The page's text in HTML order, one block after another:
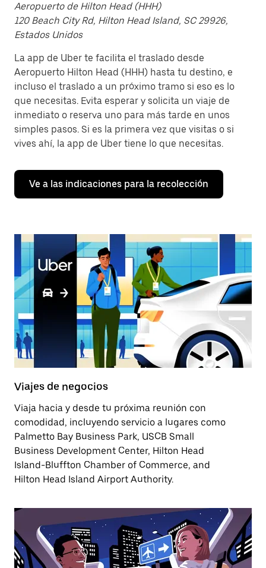
Aeropuerto de Hilton Head (HHH)
120 Beach City Rd, Hilton Head Island, SC 29926,
Estados Unidos
La app de Uber te facilita el traslado desde
Aeropuerto Hilton Head (HHH) hasta tu destino, e
incluso el traslado a un próximo tramo si eso es lo
que necesitas. Evita esperar y solicita un viaje de
inmediato o reserva uno para más tarde en unos
simples pasos. Si es la primera vez que visitas o si
vives ahí, la app de Uber tiene lo que necesitas.
Ve a las indicaciones para la recolección
Viajes de negocios
Viaja hacia y desde tu próxima reunión con
comodidad, incluyendo servicio a lugares como
Palmetto Bay Business Park, USCB Small
Business Development Center, Hilton Head
Island-Bluffton Chamber of Commerce, and
Hilton Head Island Airport Authority.